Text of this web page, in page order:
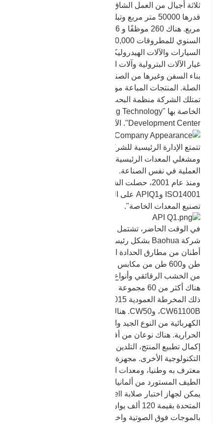
ثلاثة أجيال من العمل الشاق، أصبحت الآن تغطي مساحة
السيارات والآلات الهيدروليكية وتوليد طاقة الرياح وقطع
غيار الآلات البترولية وآلات البناء والتعدين والمعادن وآلات
بناء السفن وغيرها من الصناعات لإنتاج الملحقات ذات
الصلة. المنتجات المباعة موجهة إلى الداخل والخارج.
تمتلك الشركة منظمة البحث والتطوير التكنولوجية
الخاصة بها "Zhangqiu Baohua Forging Technology
Development Center". الآن نمت إلى ثلاثة مصانع.
تتمتع الإدارة الرئيسية للشركة والموظفين الفنيين
العملية في نفس الصناعة.
ISO14001 وAPIQ1 على التوالي، وحصلت على "رخصة
تصنيع المعدات الخاصة".
في الوقت الحاضر، تشتمل معدات الحدادة الخاصة بنا في
شركة Baohua بشكل رئيسي على: خمسة أطنان وثلاثة
طن و600 طن من مكابس الاحتكاك، وستة مطارق كبيرة
من الخشب الرقائقي وأنواع مختلفة من المطارق الهوائية؛
هناك أكثر من 60 مجموعة من معدات التصنيع، بما في
CW61100B، وCW50. هناك مجموعتان من الأفران
الكهربائية من النوع الجيد والأفران الكهربائية للمعالجة
الحرارية. هناك نوعان من أفران التقسية، والتي يمكنها
إكمال تطبيع المنتج، التلدين، التقسية والمعالجات
التكنولوجية الأخرى. مجهزة بمختبر فيزيائي وكيميائي
معترف به وطنيا، ومعدات الاختبار الرئيسية هي مقياس
المتحدة بقيمة 120 ألف يوان إجراء اختبار غير مدمر
بالموجات فوق الصوتية واختبار الأداء الميكانيكي.